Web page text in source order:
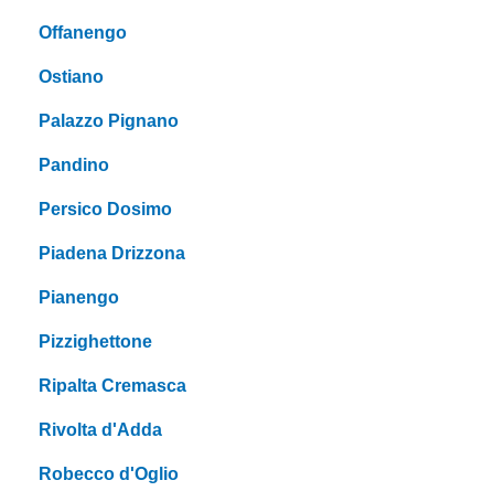
Offanengo
Ostiano
Palazzo Pignano
Pandino
Persico Dosimo
Piadena Drizzona
Pianengo
Pizzighettone
Ripalta Cremasca
Rivolta d'Adda
Robecco d'Oglio